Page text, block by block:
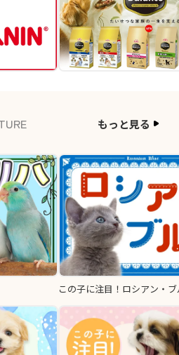
もっと見る
この子に注目！ロシアン・